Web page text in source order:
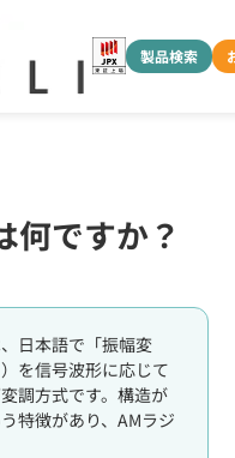
製品検索
何ですか？
日本語で「振幅変
を信号波形に応じて
調方式です。構造が
特徴があり、AMラジ